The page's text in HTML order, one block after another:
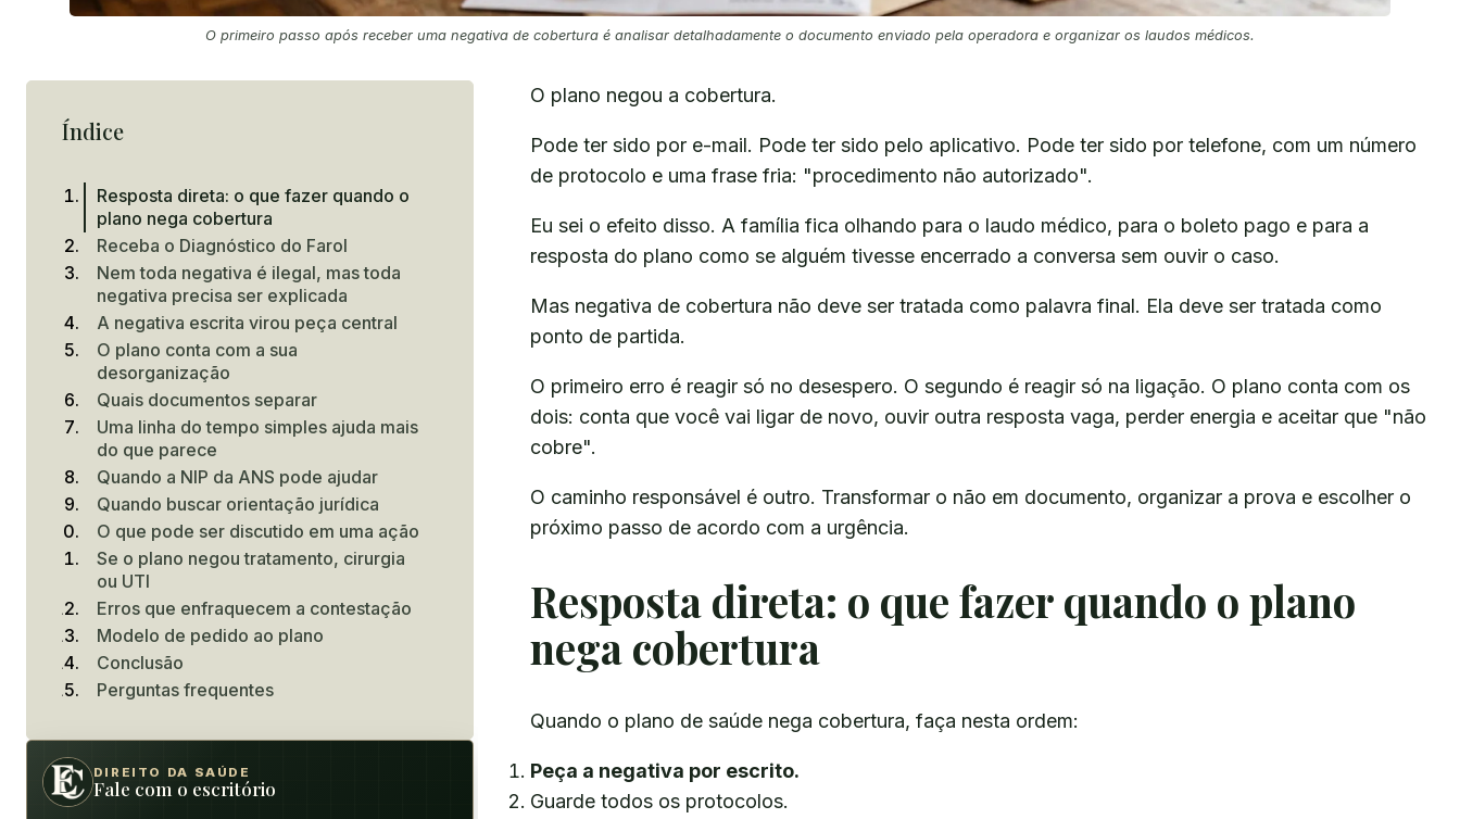
O primeiro passo após receber uma negativa de cobertura é analisar detalhadamente o documento enviado pela operadora e organizar os laudos médicos.
Índice
Resposta direta: o que fazer quando o
plano nega cobertura
Receba o Diagnóstico do Farol
Nem toda negativa é ilegal, mas toda
negativa precisa ser explicada
A negativa escrita virou peça central
O plano conta com a sua
desorganização
Quais documentos separar
Uma linha do tempo simples ajuda mais
do que parece
Quando a NIP da ANS pode ajudar
Quando buscar orientação jurídica
O que pode ser discutido em uma ação
Se o plano negou tratamento, cirurgia
ou UTI
Erros que enfraquecem a contestação
Modelo de pedido ao plano
Conclusão
Perguntas frequentes
DIREITO DA SAÚDE
Fale com o escritório
O plano negou a cobertura.
Pode ter sido por e-mail. Pode ter sido pelo aplicativo. Pode ter sido por telefone, com um número
de protocolo e uma frase fria: "procedimento não autorizado".
Eu sei o efeito disso. A família fica olhando para o laudo médico, para o boleto pago e para a
resposta do plano como se alguém tivesse encerrado a conversa sem ouvir o caso.
Mas negativa de cobertura não deve ser tratada como palavra final. Ela deve ser tratada como
ponto de partida.
O primeiro erro é reagir só no desespero. O segundo é reagir só na ligação. O plano conta com os
dois: conta que você vai ligar de novo, ouvir outra resposta vaga, perder energia e aceitar que "não
cobre".
O caminho responsável é outro. Transformar o não em documento, organizar a prova e escolher o
próximo passo de acordo com a urgência.
Resposta direta: o que fazer quando o plano
nega cobertura
Quando o plano de saúde nega cobertura, faça nesta ordem:
Peça a negativa por escrito.
Guarde todos os protocolos.